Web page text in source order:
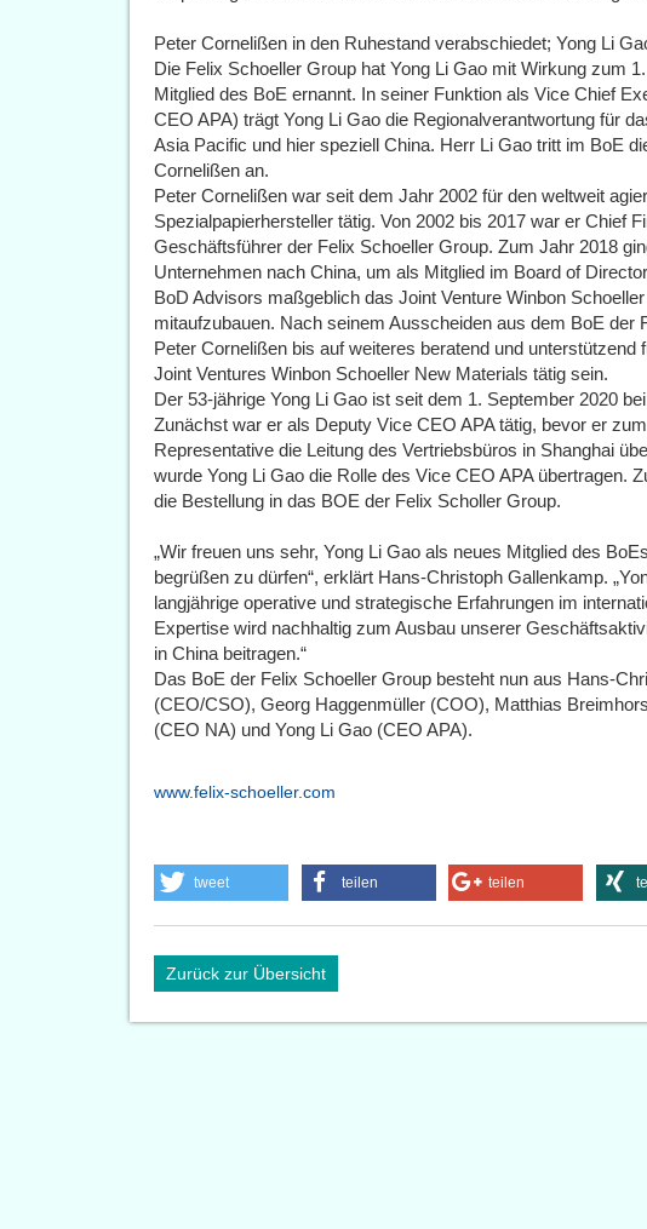
Peter Cornelißen in den Ruhestand verabschiedet; Yong Li
Die Felix Schoeller Group hat Yong Li Gao mit Wirkung zum
Mitglied des BoE ernannt. In seiner Funktion als Vice Chief
CEO APA) trägt Yong Li Gao die Regionalverantwortung für
Asia Pacific und hier speziell China. Herr Li Gao tritt im BoE
Cornelißen an.
Peter Cornelißen war seit dem Jahr 2002 für den weltweit
Spezialpapierhersteller tätig. Von 2002 bis 2017 war er Chief
Geschäftsführer der Felix Schoeller Group. Zum Jahr 2018
Unternehmen nach China, um als Mitglied im Board of
BoD Advisors maßgeblich das Joint Venture Winbon
mitaufzubauen. Nach seinem Ausscheiden aus dem BoE der
Peter Cornelißen bis auf weiteres beratend und unterstützend
Joint Ventures Winbon Schoeller New Materials tätig sein.
Der 53-jährige Yong Li Gao ist seit dem 1. September 2020
Zunächst war er als Deputy Vice CEO APA tätig, bevor er
Representative die Leitung des Vertriebsbüros in Shanghai
wurde Yong Li Gao die Rolle des Vice CEO APA übertragen.
die Bestellung in das BOE der Felix Scholler Group.
„Wir freuen uns sehr, Yong Li Gao als neues Mitglied des
begrüßen zu dürfen“, erklärt Hans-Christoph Gallenkamp.
langjährige operative und strategische Erfahrungen im
Expertise wird nachhaltig zum Ausbau unserer
in China beitragen.“
Das BoE der Felix Schoeller Group besteht nun aus Hans-
(CEO/CSO), Georg Haggenmüller (COO), Matthias
(CEO NA) und Yong Li Gao (CEO APA).
www.felix-schoeller.com
tweet teilen teilen
Zurück zur Übersicht